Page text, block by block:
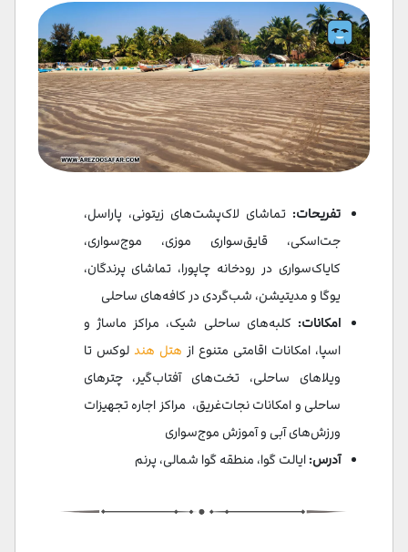
تفریحات: تماشای لاک‌پشت‌های زیتونی، پاراسل،
جت‌اسکی، قایق‌سواری موزی، موج‌سواری،
کایاک‌سواری در رودخانه چاپورا، تماشای پرندگان،
یوگا و مدیتیشن، شب‌گردی در کافه‌های ساحلی
امکانات: کلبه‌های ساحلی شیک، مراکز ماساژ و
اسپا، امکانات اقامتی متنوع از هتل‌ هند لوکس تا
ویلاهای ساحلی، تخت‌های آفتاب‌گیر، چترهای
ساحلی و امکانات نجات‌غریق، مراکز اجاره تجهیزات
ورزش‌های آبی و آموزش موج‌سواری
آدرس:ایالت گوا، منطقه گوا شمالی، پرنم